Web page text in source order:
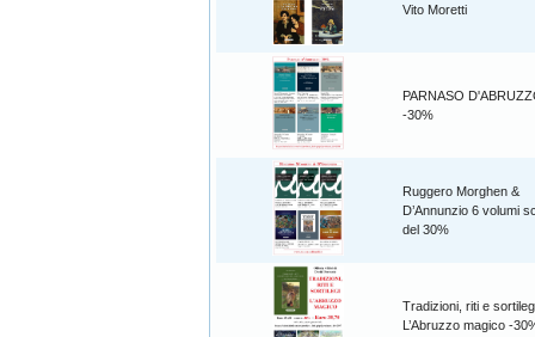
Vito Moretti
PARNASO
-30%
Ruggero Morghen &
D’Annunzio 6 volumi
del 30%
Tradizioni, riti e
L’Abruzzo magico -